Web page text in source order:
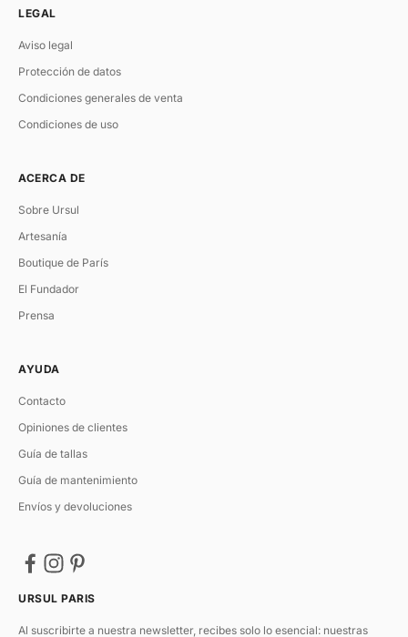
LEGAL
Aviso legal
Protección de datos
Condiciones generales de venta
Condiciones de uso
ACERCA DE
Sobre Ursul
Artesanía
Boutique de París
El Fundador
Prensa
AYUDA
Contacto
Opiniones de clientes
Guía de tallas
Guía de mantenimiento
Envíos y devoluciones
URSUL PARIS
Al suscribirte a nuestra newsletter, recibes solo lo esencial: nuestras